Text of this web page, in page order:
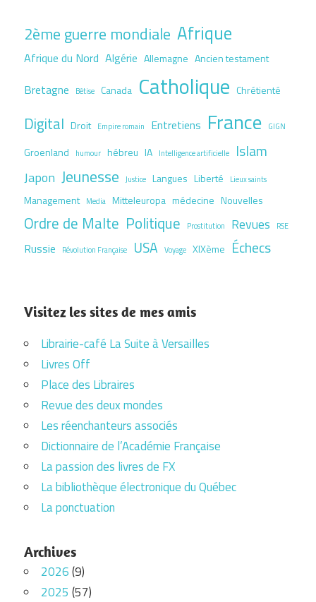
2ème guerre mondiale Afrique
Afrique du Nord Algérie Allemagne Ancien testament
Bretagne Bêtise Canada Catholique Chrétienté
Digital Droit Empire romain Entretiens France GIGN
Groenland humour hébreu IA Intelligence artificielle Islam
Japon Jeunesse Justice Langues Liberté Lieux saints
Management Media Mitteleuropa médecine Nouvelles
Ordre de Malte Politique Prostitution Revues RSE
Russie Révolution Française USA Voyage XIXème Échecs
Visitez les sites de mes amis
Librairie-café La Suite à Versailles
Livres Off
Place des Libraires
Revue des deux mondes
Les réenchanteurs associés
Dictionnaire de l’Académie Française
La passion des livres de FX
La bibliothèque électronique du Québec
La ponctuation
Archives
2026(9)
2025 (57)